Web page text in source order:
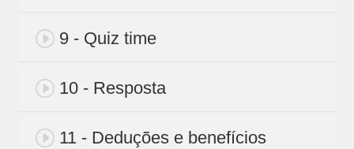
9 - Quiz time
10 - Resposta
11 - Deduções e benefícios